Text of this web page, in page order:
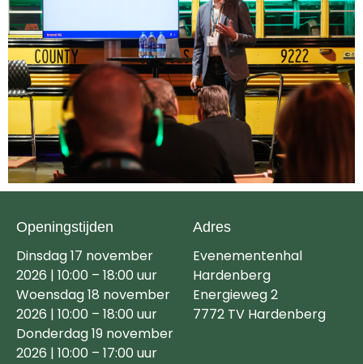
Openingstijden
Dinsdag 17 november
2026 | 10:00 – 18:00 uur
Woensdag 18 november
2026 | 10:00 – 18:00 uur
Donderdag 19 november
2026 | 10:00 – 17:00 uur
Adres
Evenementenhal
Hardenberg
Energieweg 2
7772 TV Hardenberg